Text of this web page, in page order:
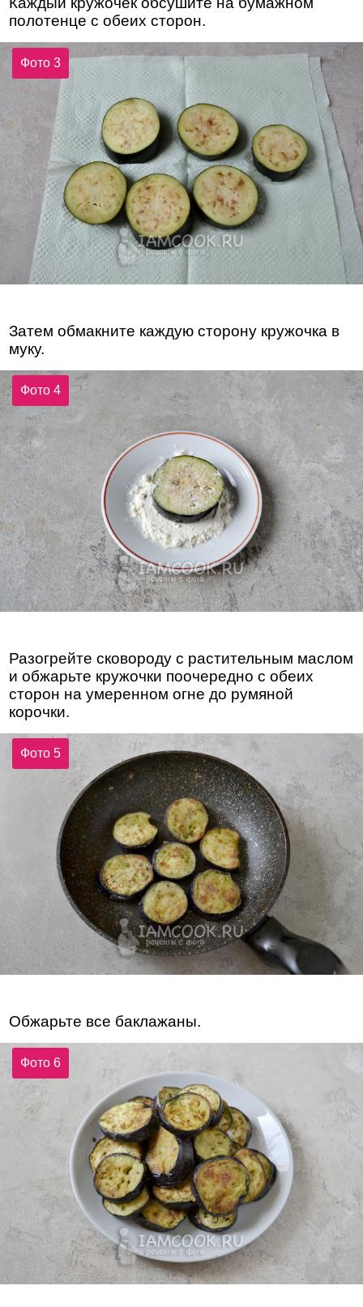
полотенце с обеих сторон.
Фото 3
Затем обмакните каждую сторону кружочка в
муку.
Фото 4
Разогрейте сковороду с растительным маслом
и обжарьте кружочки поочередно с обеих
сторон на умеренном огне до румяной
корочки.
Фото 5
Обжарьте все баклажаны.
Фото 6